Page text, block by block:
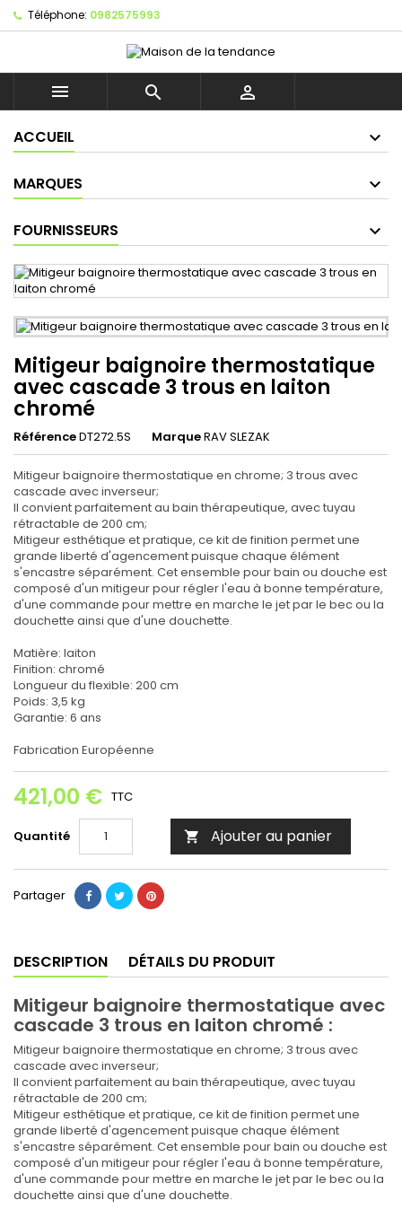
Téléphone: 0982575993
  
ACCUEIL
MARQUES
FOURNISSEURS
Mitigeur baignoire thermostatique
avec cascade 3 trous en laiton
chromé
RéférenceDT272.5S MarqueRAV SLEZAK
Mitigeur baignoire thermostatique en chrome; 3 trous avec
cascade avec inverseur;
Il convient parfaitement au bain thérapeutique, avec tuyau
rétractable de 200 cm;
Mitigeur esthétique et pratique, ce kit de finition permet une
grande liberté d'agencement puisque chaque élément
s'encastre séparément. Cet ensemble pour bain ou douche est
composé d'un mitigeur pour régler l'eau à bonne température,
d'une commande pour mettre en marche le jet par le bec ou la
douchette ainsi que d'une douchette.
Matière: laiton
Finition: chromé
Longueur du flexible: 200 cm
Poids: 3,5 kg
Garantie: 6 ans
Fabrication Européenne
421,00 € TTC
Quantité  Ajouter au panier
Partager
DESCRIPTION DÉTAILS DU PRODUIT
Mitigeur baignoire thermostatique avec
cascade 3 trous en laiton chromé :
Mitigeur baignoire thermostatique en chrome; 3 trous avec
cascade avec inverseur;
Il convient parfaitement au bain thérapeutique, avec tuyau
rétractable de 200 cm;
Mitigeur esthétique et pratique, ce kit de finition permet une
grande liberté d'agencement puisque chaque élément
s'encastre séparément. Cet ensemble pour bain ou douche est
composé d'un mitigeur pour régler l'eau à bonne température,
d'une commande pour mettre en marche le jet par le bec ou la
douchette ainsi que d'une douchette.